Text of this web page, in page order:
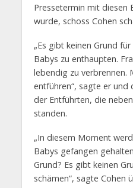
Pressetermin mit diesen
wurde, schoss Cohen
„Es gibt keinen Grund
Babys zu enthaupten.
lebendig zu verbrennen.
entführen“, sagte er und
der Entführten, die
standen.
„In diesem Moment
Babys gefangen
Grund? Es gibt keinen
schämen“, sagte Cohen